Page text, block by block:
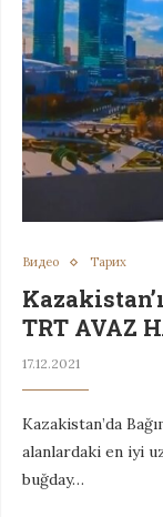
Видео Тарих
TRT AVAZ
17.12.2021
Kazakistan’da
alanlardaki en iyi
buğday…